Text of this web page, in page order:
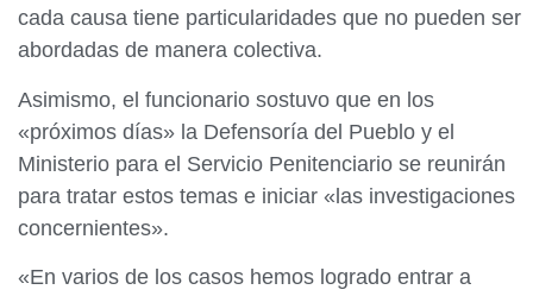
cada causa tiene particularidades que no pueden ser
abordadas de manera colectiva.
Asimismo, el funcionario sostuvo que en los
«próximos días» la Defensoría del Pueblo y el
Ministerio para el Servicio Penitenciario se reunirán
para tratar estos temas e iniciar «las investigaciones
concernientes».
«En varios de los casos hemos logrado entrar a